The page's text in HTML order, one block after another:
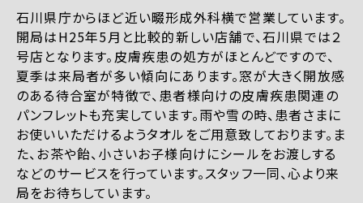
石川県庁からほど近い畷形成外科横で営業しています。
開局はH25年5月と比較的新しい店舗で、石川県では２
号店となります。皮膚疾患の処方がほとんどですので、
夏季は来局者が多い傾向にあります。窓が大きく開放感
のある待合室が特徴で、患者様向けの皮膚疾患関連の
パンフレットも充実しています。雨や雪の時、患者さまに
お使いいただけるようタオルをご用意致しております。ま
た、お茶や飴、小さいお子様向けにシールをお渡しする
などのサービスを行っています。スタッフ一同、心より来
局をお待ちしています。